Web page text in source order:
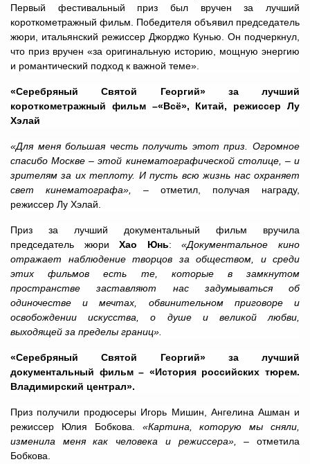
Первый фестивальный приз был вручен за лучший
короткометражный фильм. Победителя объявил председатель
жюри, итальянский режиссер Джорджо Кунью. Он подчеркнул,
что приз вручен «за оригинальную историю, мощную энергию
и романтический подход к важной теме».
«Серебряный Святой Георгий» за лучший
короткометражный фильм –«Всё», Китай, режиссер Лу
Хэлай
«Для меня большая честь получить этот приз. Огромное
спасибо Москве – этой кинематографической столице, – и
зрителям за их теплоту. И пусть всю жизнь нас охраняет
свет кинематографа», – отметил, получая награду,
режиссер Лу Хэлай.
Приз за лучший документальный фильм вручила
председатель жюриХао Юнь:«Документальное кино
отражает наблюдение творцов за обществом, и среди
этих фильмов есть те, которые в замкнутом
пространстве заставляют нас задумываться об
одиночестве и мечтах, обвинительном приговоре и
освобождении искусства, о душе и великой любви,
выходящей за пределы границ».
«Серебряный Святой Георгий» за лучший
документальный фильм – «История российских тюрем.
Владимирский централ».
Приз получили продюсеры Игорь Мишин, Ангелина Ашман и
режиссер Юлия Бобкова. «Картина, которую мы сняли,
изменила меня как человека и режиссера»,– отметила
Бобкова.